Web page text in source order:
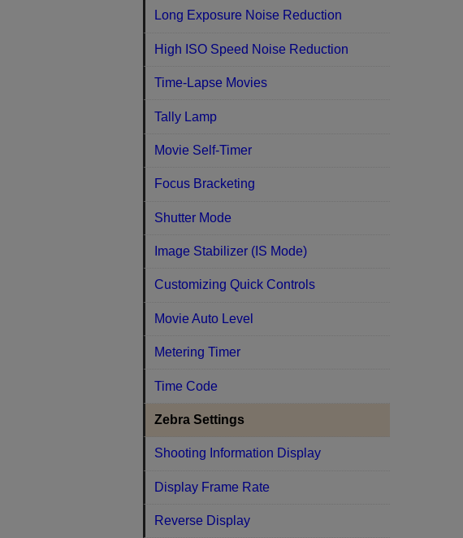
Long Exposure Noise Reduction
High ISO Speed Noise Reduction
Time-Lapse Movies
Tally Lamp
Movie Self-Timer
Focus Bracketing
Shutter Mode
Image Stabilizer (IS Mode)
Customizing Quick Controls
Movie Auto Level
Metering Timer
Time Code
Zebra Settings
Shooting Information Display
Display Frame Rate
Reverse Display